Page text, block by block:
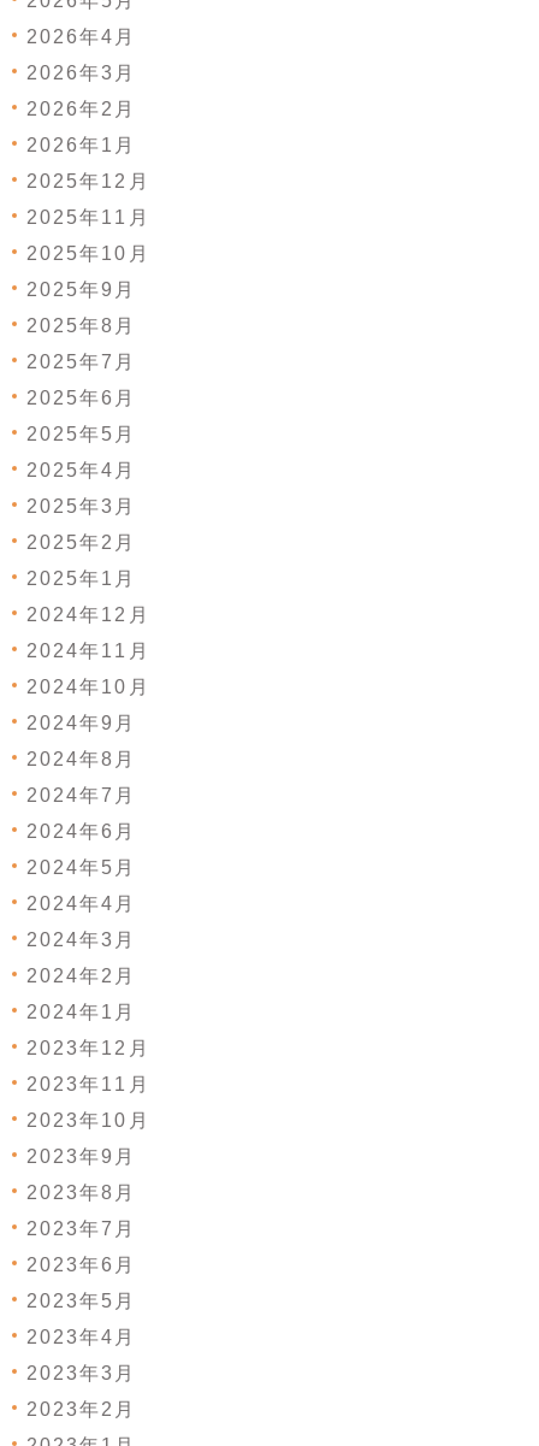
2026年4月
2026年3月
2026年2月
2026年1月
2025年12月
2025年11月
2025年10月
2025年9月
2025年8月
2025年7月
2025年6月
2025年5月
2025年4月
2025年3月
2025年2月
2025年1月
2024年12月
2024年11月
2024年10月
2024年9月
2024年8月
2024年7月
2024年6月
2024年5月
2024年4月
2024年3月
2024年2月
2024年1月
2023年12月
2023年11月
2023年10月
2023年9月
2023年8月
2023年7月
2023年6月
2023年5月
2023年4月
2023年3月
2023年2月